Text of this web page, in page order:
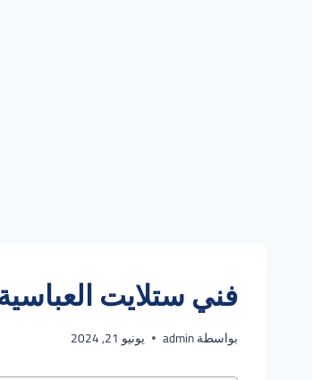
فني ستلايت العباسية
بواسطةadmin يونيو 21, 2024